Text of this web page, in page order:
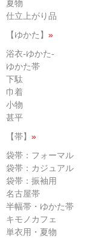
夏物
仕立上がり品
【ゆかた】 »
浴衣-ゆかた-
ゆかた帯
下駄
巾着
小物
甚平
【帯】 »
袋帯：フォーマル
袋帯：カジュアル
袋帯：振袖用
名古屋帯
半幅帯・ゆかた帯
キモノカフェ
単衣用・夏物